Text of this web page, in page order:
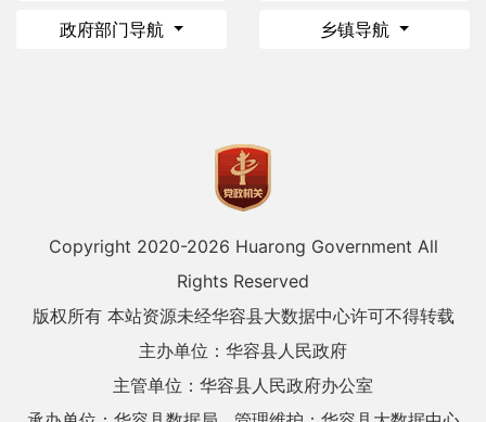
政府部门导航 乡镇导航
Copyright 2020-2026 Huarong Government All
Rights Reserved
版权所有 本站资源未经华容县大数据中心许可不得转载
主办单位：华容县人民政府
主管单位：华容县人民政府办公室